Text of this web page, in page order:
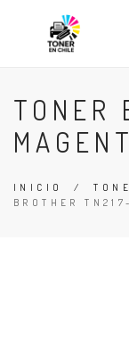
TONER
INICIO /
BROTHER